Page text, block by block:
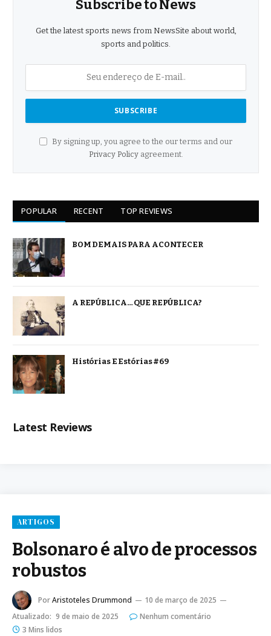
Subscribe to News
Get the latest sports news from NewsSite about world,
sports and politics.
By signing up, you agree to the our terms and our
Privacy Policyagreement.
POPULAR RECENT TOP REVIEWS
BOM DEMAIS PARA ACONTECER
A REPÚBLICA… QUE REPÚBLICA?
Histórias E Estórias #69
Latest Reviews
ARTIGOS
Bolsonaro é alvo de processos
robustos
PorAristoteles Drummond
10 de março de 2025
Atualizado: 9 de maio de 2025
Nenhum comentário
3 Mins lidos